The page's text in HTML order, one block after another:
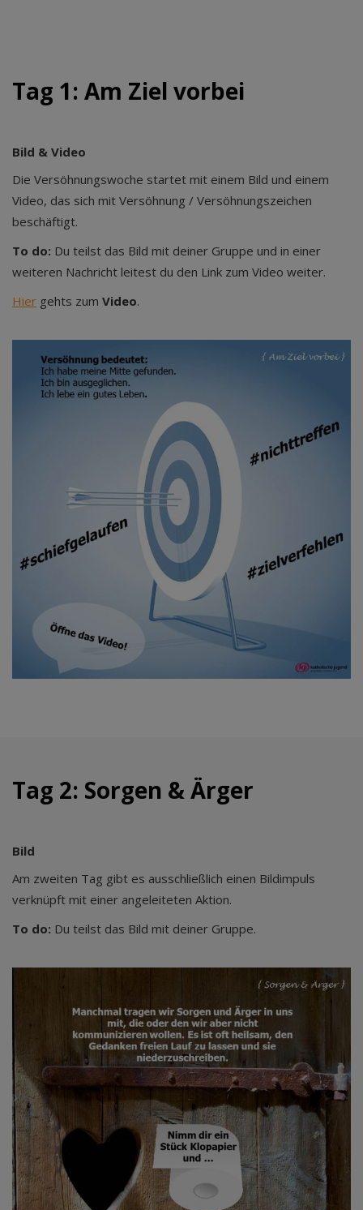
Tag 1: Am Ziel vorbei
Bild & Video
Die Versöhnungswoche startet mit einem Bild und einem
Video, das sich mit Versöhnung / Versöhnungszeichen
beschäftigt.
To do: Du teilst das Bild mit deiner Gruppe und in einer
weiteren Nachricht leitest du den Link zum Video weiter.
Hier gehts zum Video.
Tag 2: Sorgen & Ärger
Bild
Am zweiten Tag gibt es ausschließlich einen Bildimpuls
verknüpft mit einer angeleiteten Aktion.
To do: Du teilst das Bild mit deiner Gruppe.